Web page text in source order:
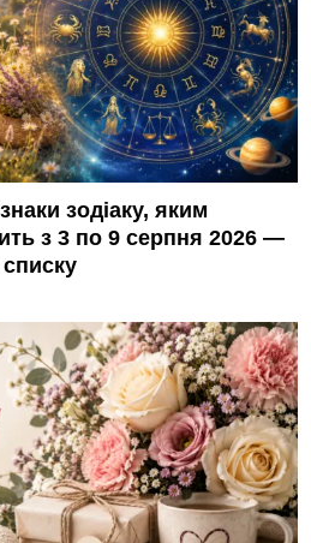
зодіаку, яким
з 3 по 9 серпня 2026 —